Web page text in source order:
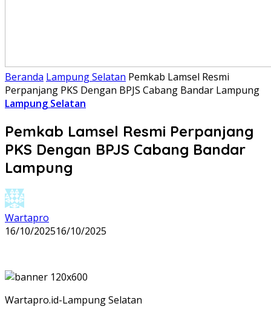
Beranda Lampung Selatan Pemkab Lamsel Resmi
Perpanjang PKS Dengan BPJS Cabang Bandar Lampung
Lampung Selatan
Pemkab Lamsel Resmi Perpanjang
PKS Dengan BPJS Cabang Bandar
Lampung
Wartapro
16/10/202516/10/2025
Wartapro.id-Lampung Selatan